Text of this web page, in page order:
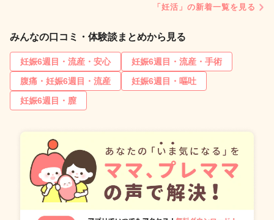
「妊活」の新着一覧を見る
みんなの口コミ・体験談まとめから見る
妊娠6週目・流産・安心
妊娠6週目・流産・手術
腹痛・妊娠6週目・流産
妊娠6週目・嘔吐
妊娠6週目・膣